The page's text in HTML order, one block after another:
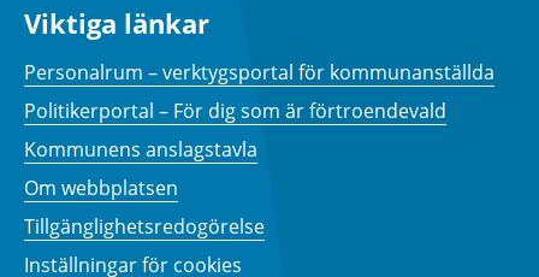
Viktiga länkar
Personalrum – verktygsportal för kommunanställda
Politikerportal – För dig som är förtroendevald
Kommunens anslagstavla
Om webbplatsen
Tillgänglighetsredogörelse
Inställningar för cookies